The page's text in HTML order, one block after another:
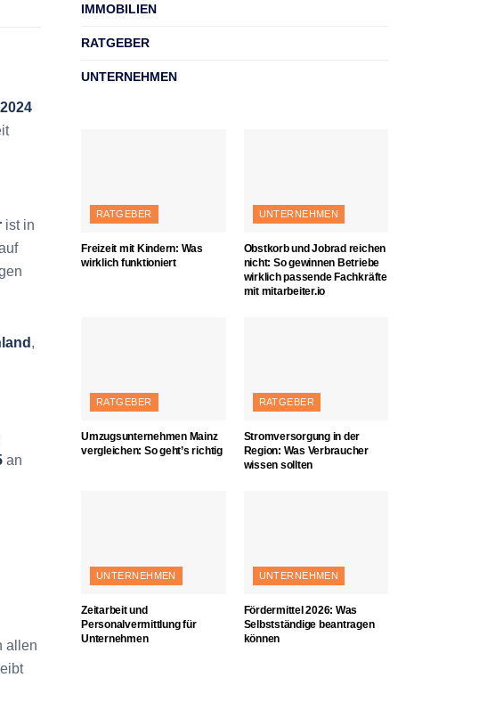
2024
ist in
,
an
allen
IMMOBILIEN
RATGEBER
UNTERNEHMEN
RATGEBER
Freizeit mit Kindern: Was
wirklich funktioniert
UNTERNEHMEN
Obstkorb und Jobrad reichen
nicht: So gewinnen Betriebe
wirklich passende Fachkräfte
mit mitarbeiter.io
RATGEBER
Umzugsunternehmen Mainz
vergleichen: So geht’s richtig
RATGEBER
Stromversorgung in der
Region: Was Verbraucher
wissen sollten
UNTERNEHMEN
Zeitarbeit und
Personalvermittlung für
Unternehmen
UNTERNEHMEN
Fördermittel 2026: Was
Selbstständige beantragen
können